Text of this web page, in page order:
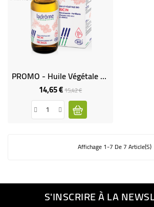
PROMO - Huile Végétale De Ricin Bio
14,65 €Prix
de
base
15,42 €Prix
Affichage 1-7 De 7 Article(s)
S'INSCRIRE À LA